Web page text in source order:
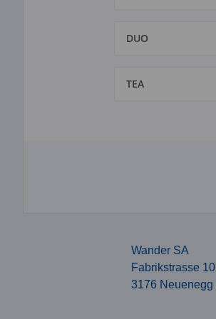
DUO
TEA
Wander SA
Fabrikstrasse 10
3176 Neuenegg